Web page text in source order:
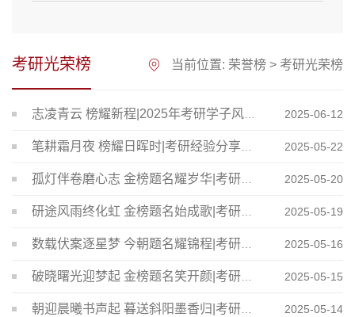
考研光荣榜 当前位置: 荣誉榜 > 考研光荣榜
志凌青云 榜耀新程|2025年考研学子风采展示 2025-06-12
笔耕霜月夜 榜耀日晖时|考研经验分享（二十二） 2025-05-22
孤灯伴卷磨心志 金榜题名耀岁华|考研经验分享（二十一） 2025-05-20
研途风雨终化虹 金榜题名始成歌|考研经验分享（二十） 2025-05-19
数载伏案逐星梦 今朝题名耀锦程|考研经验分享（十九） 2025-05-16
破晓曙光迎梦起 金榜题名笑开颜|考研经验分享（十八） 2025-05-15
朝迎晨曦书声起 暮送斜阳墨香归|考研经验分享（十七） 2025-05-14